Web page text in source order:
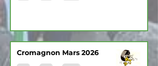
Cromagnon Mars 2026